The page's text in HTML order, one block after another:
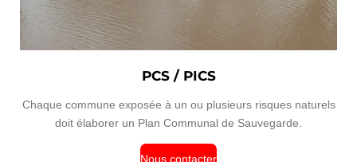
PCS / PICS
Chaque commune exposée à un ou plusieurs risques naturels
doit élaborer un Plan Communal de Sauvegarde.
Nous contacter